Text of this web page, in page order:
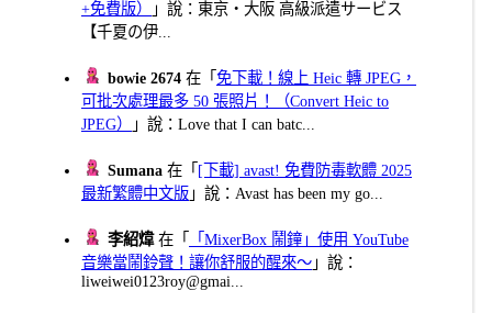
+免費版）
」說：東京・大阪 高級派遣サービス
【千夏の伊...
bowie 2674 在「免下載！線上 Heic 轉 JPEG，
可批次處理最多 50 張照片！（Convert Heic to
JPEG）
」說：Love that I can batc...
Sumana 在「 [下載] avast! 免費防毒軟體 2025
最新繁體中文版 」說：Avast has been my go...
李紹煒在「
「MixerBox 鬧鐘」使用 YouTube
音樂當鬧鈴聲！讓你舒服的醒來～ 」說：
liweiwei0123roy@gmai...